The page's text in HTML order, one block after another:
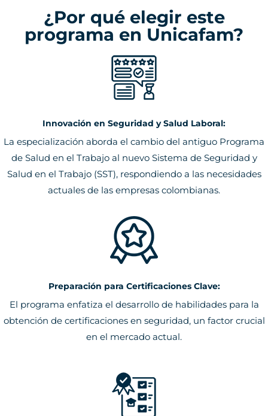
¿Por qué elegir este
programa en Unicafam?
Innovación en Seguridad y Salud Laboral:
La especialización aborda el cambio del antiguo Programa
de Salud en el Trabajo al nuevo Sistema de Seguridad y
Salud en el Trabajo (SST), respondiendo a las necesidades
actuales de las empresas colombianas.
Preparación para Certificaciones Clave:
El programa enfatiza el desarrollo de habilidades para la
obtención de certificaciones en seguridad, un factor crucial
en el mercado actual.